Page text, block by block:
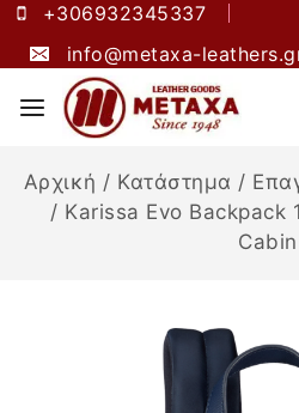
+306932345337
info@metaxa-
Αρχική / Κατάστημα /
/ Karissa Evo Backpack
Cabin